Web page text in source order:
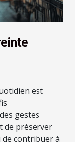
est
gestes
de préserver
de contribuer à